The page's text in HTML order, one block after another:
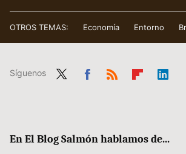
OTROS TEMAS: Economía Entorno
Síguenos
En El Blog Salmón hablamos de...